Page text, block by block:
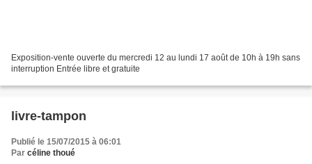
Exposition-vente ouverte du mercredi 12 au lundi 17 août de 10h à 19h sans
interruption Entrée libre et gratuite
livre-tampon
Publié le 15/07/2015 à 06:01
Par céline thoué